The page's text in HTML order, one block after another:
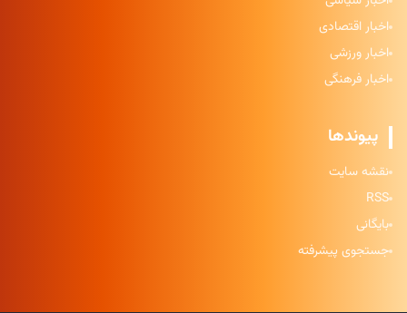
اخبار اقتصادی
اخبار ورزشی
اخبار فرهنگی
پیوندها
نقشه سایت
RSS
بایگانی
جستجوی پیشرفته